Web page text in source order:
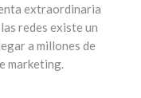
extraordinaria
las redes existe un
a millones de
marketing.